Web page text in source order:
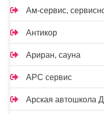
Ам-сервис,
Антикор
Ариран, сауна
АРС сервис
Арская автошкола